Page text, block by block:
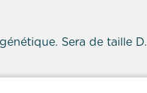
Sera de taille D.